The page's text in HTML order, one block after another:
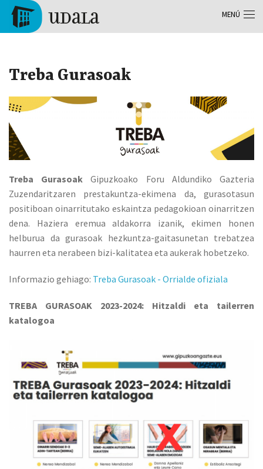
Pasar al contenido principal
Treba Gurasoak
Treba Gurasoak Gipuzkoako Foru Aldundiko Gazteria
Zuzendaritzaren prestakuntza-ekimena da, gurasotasun
positiboan oinarritutako eskaintza pedagokioan oinarritzen
dena. Haziera eremua aldakorra izanik, ekimen honen
helburua da gurasoak hezkuntza-gaitasunetan trebatzea
haurren eta nerabeen bizi-kalitatea eta aukerak hobetzeko.
Informazio gehiago: Treba Gurasoak - Orrialde ofiziala
TREBA GURASOAK 2023-2024: Hitzaldi eta tailerren
katalogoa
MENÚ